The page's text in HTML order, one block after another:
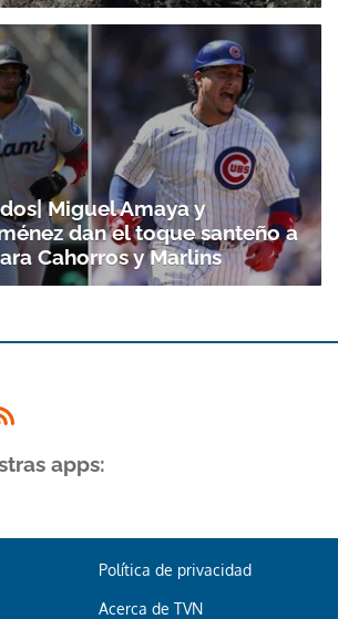
Miguel Amaya y
dan el toque santeño a
Cahorros y Marlins
apps:
Política de privacidad
Acerca de TVN